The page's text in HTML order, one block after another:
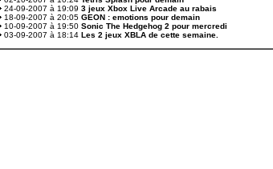
24-09-2007 à 19:09 3 jeux Xbox Live Arcade au rabais
18-09-2007 à 20:05 GEON : emotions pour demain
10-09-2007 à 19:50 Sonic The Hedgehog 2 pour mercredi
03-09-2007 à 18:14 Les 2 jeux XBLA de cette semaine.